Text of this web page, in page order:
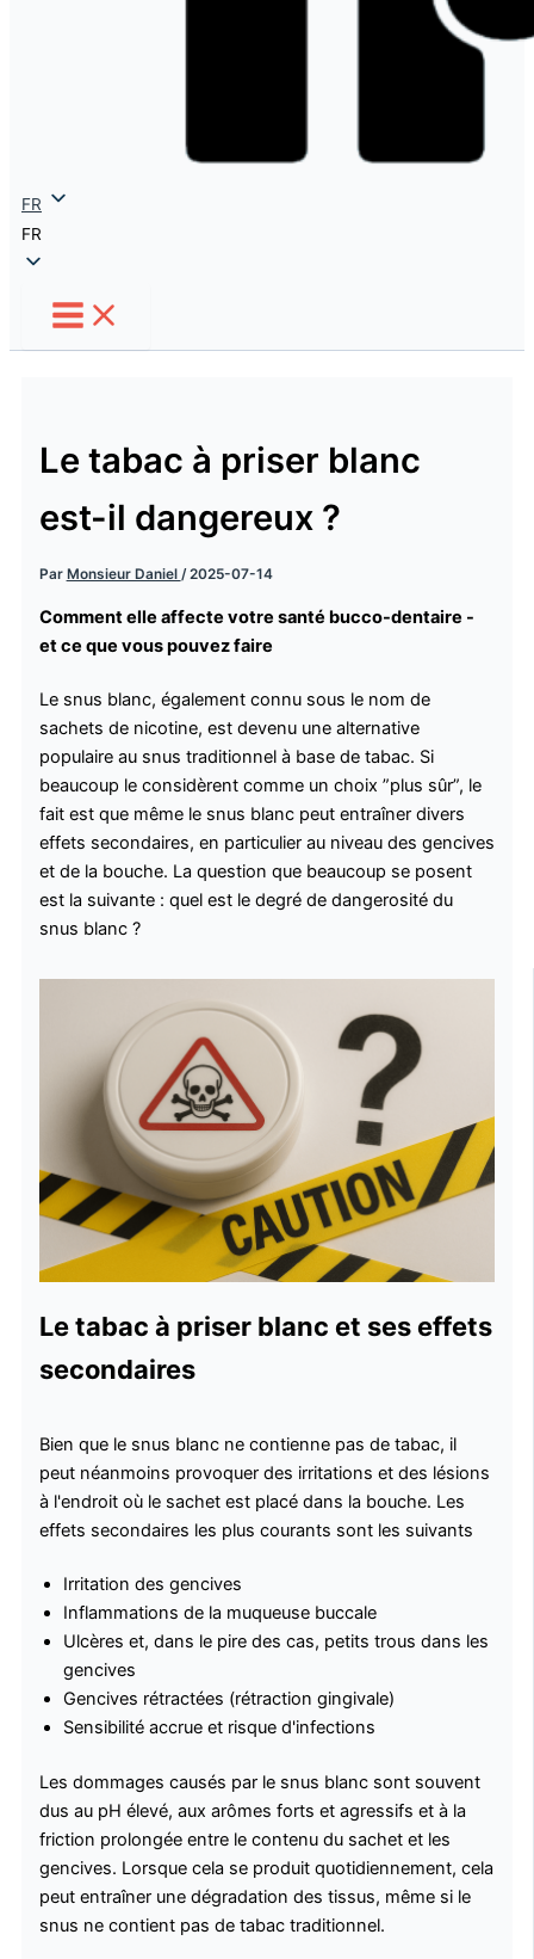
FR
FR
Le tabac à priser blanc
est-il dangereux ?
Par Monsieur Daniel /2025-07-14
Comment elle affecte votre santé bucco-dentaire -
et ce que vous pouvez faire
Le snus blanc, également connu sous le nom de
sachets de nicotine, est devenu une alternative
populaire au snus traditionnel à base de tabac. Si
beaucoup le considèrent comme un choix ”plus sûr”, le
fait est que même le snus blanc peut entraîner divers
effets secondaires, en particulier au niveau des gencives
et de la bouche. La question que beaucoup se posent
est la suivante : quel est le degré de dangerosité du
snus blanc ?
Le tabac à priser blanc et ses effets
secondaires
Bien que le snus blanc ne contienne pas de tabac, il
peut néanmoins provoquer des irritations et des lésions
à l'endroit où le sachet est placé dans la bouche. Les
effets secondaires les plus courants sont les suivants
Irritation des gencives
Inflammations de la muqueuse buccale
Ulcères et, dans le pire des cas, petits trous dans les
gencives
Gencives rétractées (rétraction gingivale)
Sensibilité accrue et risque d'infections
Les dommages causés par le snus blanc sont souvent
dus au pH élevé, aux arômes forts et agressifs et à la
friction prolongée entre le contenu du sachet et les
gencives. Lorsque cela se produit quotidiennement, cela
peut entraîner une dégradation des tissus, même si le
snus ne contient pas de tabac traditionnel.